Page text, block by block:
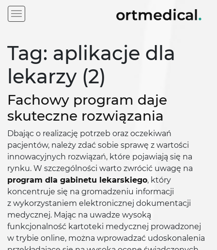
Tag: aplikacje dla
lekarzy (2)
Fachowy program daje
skuteczne rozwiązania
Dbając o realizację potrzeb oraz oczekiwań
pacjentów, należy zdać sobie sprawę z wartości
innowacyjnych rozwiązań, które pojawiają się na
rynku. W szczególności warto zwrócić uwagę na
program dla gabinetu lekarskiego, który
koncentruje się na gromadzeniu informacji
z wykorzystaniem elektronicznej dokumentacji
medycznej. Mając na uwadze wysoką
funkcjonalność kartoteki medycznej prowadzonej
w trybie online, można wprowadzać udoskonalenia